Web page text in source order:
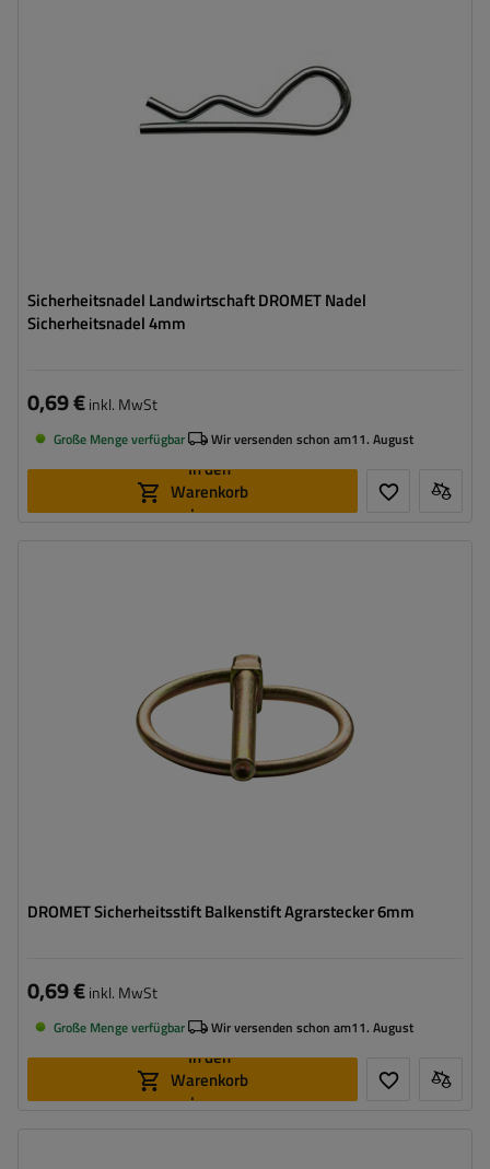
Sicherheitsnadel Landwirtschaft DROMET Nadel
Sicherheitsnadel 4mm
0,69 €inkl. MwSt
Große Menge verfügbar Wir versenden schon am11. August
In den
Warenkorb
legen
DROMET Sicherheitsstift Balkenstift Agrarstecker 6mm
0,69 €inkl. MwSt
Große Menge verfügbar Wir versenden schon am11. August
In den
Warenkorb
legen